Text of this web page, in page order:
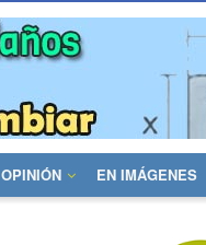
OPINIÓN EN IMÁGENES